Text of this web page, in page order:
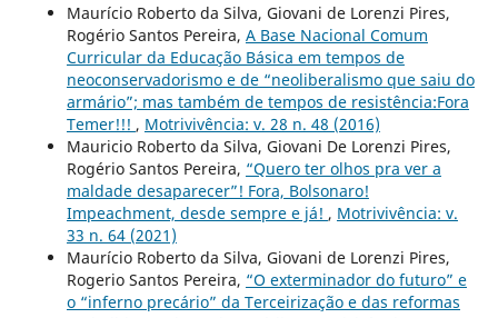
Maurício Roberto da Silva, Giovani de Lorenzi Pires,
Rogério Santos Pereira, A Base Nacional Comum
Curricular da Educação Básica em tempos de
neoconservadorismo e de “neoliberalismo que saiu do
armário”; mas também de tempos de resistência:Fora
Temer!!! , Motrivivência: v. 28 n. 48 (2016)
Mauricio Roberto da Silva, Giovani De Lorenzi Pires,
Rogério Santos Pereira, “Quero ter olhos pra ver a
maldade desaparecer”! Fora, Bolsonaro!
Impeachment, desde sempre e já! , Motrivivência: v.
33 n. 64 (2021)
Maurício Roberto da Silva, Giovani de Lorenzi Pires,
Rogerio Santos Pereira, “O exterminador do futuro” e
o “inferno precário” da Terceirização e das reformas